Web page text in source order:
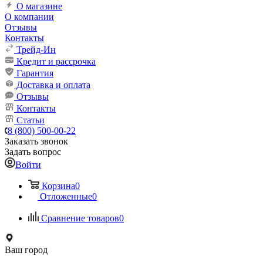
О магазине
О компании
Отзывы
Контакты
Трейд-Ин
Кредит и рассрочка
Гарантия
Доставка и оплата
Отзывы
Контакты
Статьи
8 (800) 500-00-22
Заказать звонок
Задать вопрос
Войти
Корзина0
Отложенные0
Сравнение товаров0
Ваш город